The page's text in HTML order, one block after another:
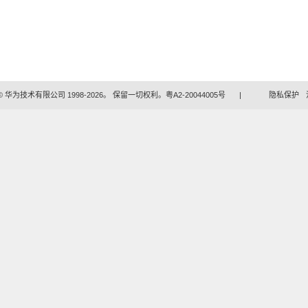
华为技术有限公司 1998-2026。 保留一切权利。粤A2-20044005号 | 隐私保护